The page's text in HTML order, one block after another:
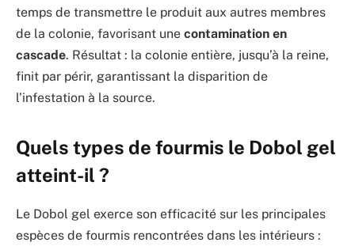
temps de transmettre le produit aux autres membres
de la colonie, favorisant une contamination en
cascade. Résultat : la colonie entière, jusqu’à la reine,
finit par périr, garantissant la disparition de
l’infestation à la source.
Quels types de fourmis le Dobol gel
atteint-il ?
Le Dobol gel exerce son efficacité sur les principales
espèces de fourmis rencontrées dans les intérieurs :